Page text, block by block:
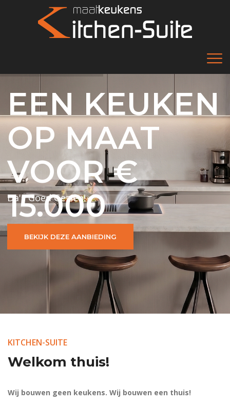
EEN KEUKEN
OP MAAT
VOOR €
15.000
Da's Goed Gezien!
BEKIJK DEZE AANBIEDING
KITCHEN-SUITE
Welkom thuis!
Wij bouwen geen keukens. Wij bouwen een thuis!